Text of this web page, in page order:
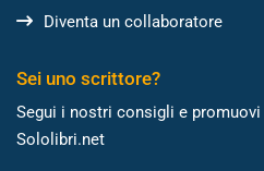
Diventa un collaboratore
Sei uno scrittore?
Segui i nostri consigli e
Sololibri.net